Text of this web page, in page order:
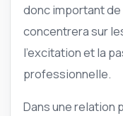
donc important
concentrera sur
l’excitation et la
professionnelle.
Dans une relation